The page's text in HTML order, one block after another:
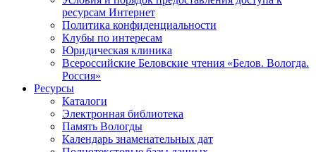
ресурсам Интернет
Политика конфиденциальности
Клубы по интересам
Юридическая клиника
Всероссийские Беловские чтения «Белов. Вологда.
Россия»
Ресурсы
Каталоги
Электронная библиотека
Память Вологды
Календарь знаменательных дат